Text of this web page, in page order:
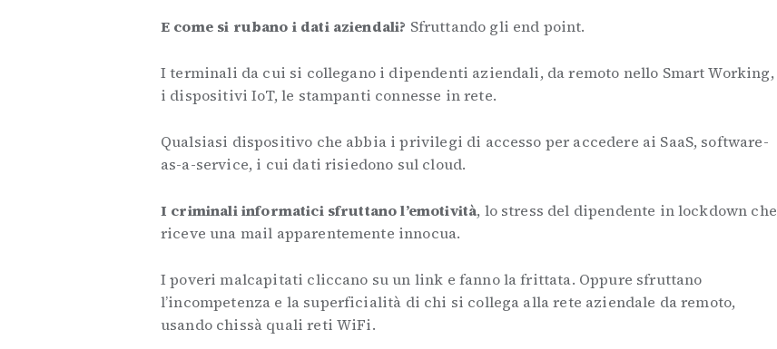
E come si rubano i dati aziendali? Sfruttando gli end point.
I terminali da cui si collegano i dipendenti aziendali, da remoto nello Smart Working,
i dispositivi IoT, le stampanti connesse in rete.
Qualsiasi dispositivo che abbia i privilegi di accesso per accedere ai SaaS, software-
as-a-service, i cui dati risiedono sul cloud.
I criminali informatici sfruttano l’emotività, lo stress del dipendente in lockdown che
riceve una mail apparentemente innocua.
I poveri malcapitati cliccano su un link e fanno la frittata. Oppure sfruttano
l’incompetenza e la superficialità di chi si collega alla rete aziendale da remoto,
usando chissà quali reti WiFi.